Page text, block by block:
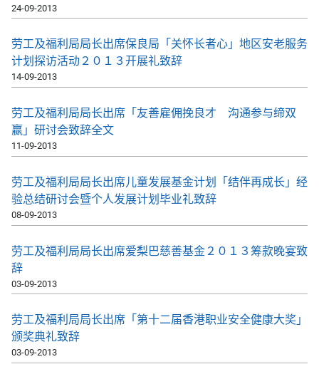
24-09-2013
劳工及福利局局长出席保良局「关怀长者心」地区安老服务
计划探访活动２０１３开展礼致辞
14-09-2013
劳工及福利局局长出席「友善雇佣挽良才 沟通参与缔双
赢」研讨会致辞全文
11-09-2013
劳工及福利局局长出席儿童发展基金计划「结伴再成长」经
验总结研讨会暨个人发展计划毕业礼致辞
08-09-2013
劳工及福利局局长出席爱梨巴慈善基金２０１３筹款晚宴致
辞
03-09-2013
劳工及福利局局长出席「第十二届香港职业安全健康大奖」
颁奖典礼致辞
03-09-2013